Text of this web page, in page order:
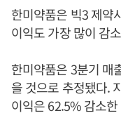
한미약품은 빅3 제약
이익도 가장 많이 감
한미약품은 3분기 매
을 것으로 추정됐다.
이익은 62.5% 감소